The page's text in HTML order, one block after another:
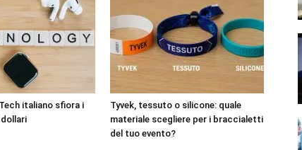
italiano sfiora i
dollari
Tyvek, tessuto o silicone: quale
materiale scegliere per i braccialetti
del tuo evento?